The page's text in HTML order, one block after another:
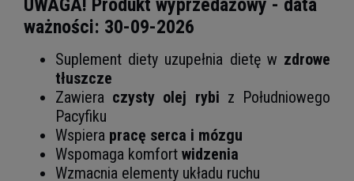
UWAGA! Produkt wyprzedażowy - data
ważności: 30-09-2026
Suplement diety uzupełnia dietę w zdrowe
tłuszcze
Zawiera czysty olej rybi z Południowego
Pacyfiku
Wspiera pracę serca i mózgu
Wspomaga komfort widzenia
Wzmacnia elementy układu ruchu